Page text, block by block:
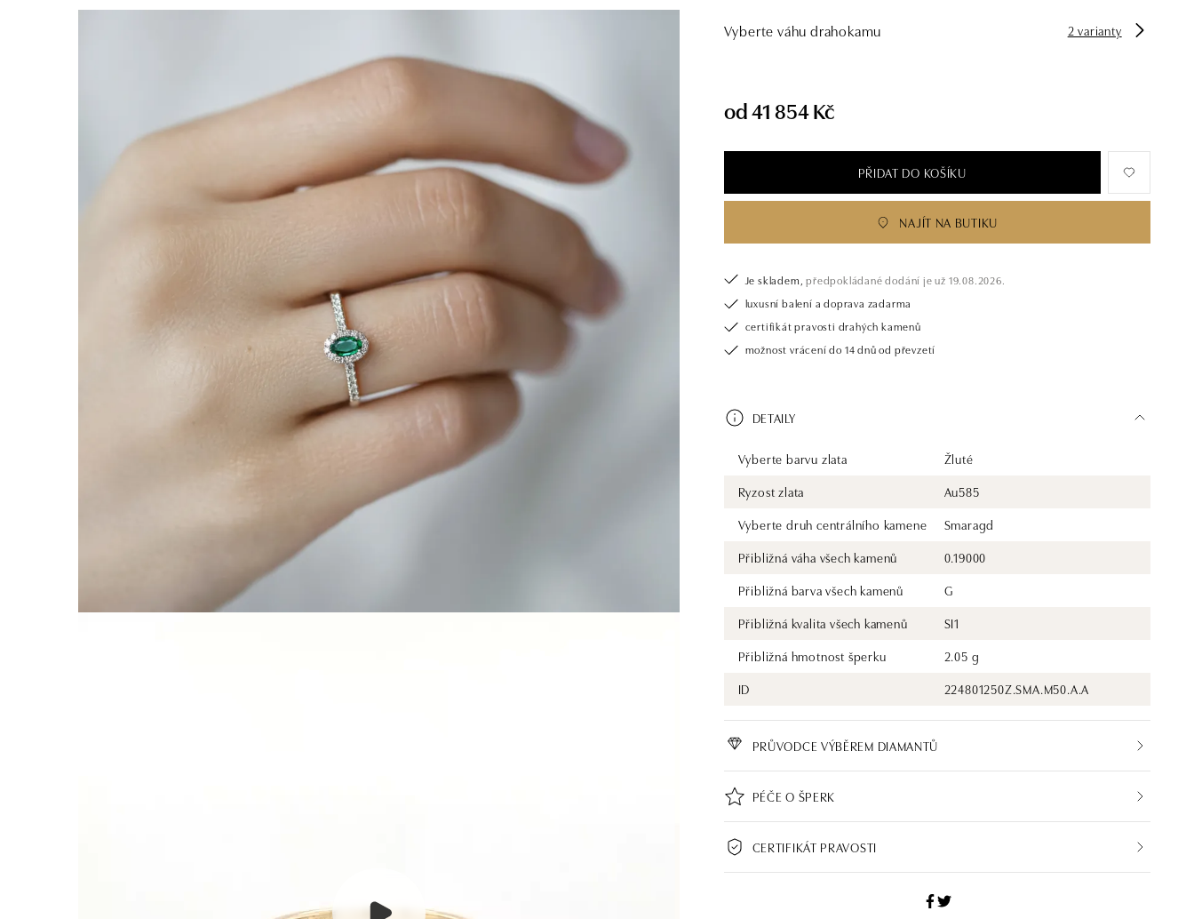
Vyberte váhu drahokamu 2 varianty
od 41 854 Kč
PŘIDAT DO KOŠÍKU
NAJÍT NA BUTIKU
Je skladem, předpokládané dodání je už 19.08.2026.
luxusní balení a doprava zadarma
certifikát pravosti drahých kamenů
možnost vrácení do 14 dnů od převzetí
DETAILY
Vyberte barvu zlata
Žluté
Ryzost zlata
Au585
Vyberte druh centrálního kamene
Smaragd
Přibližná váha všech kamenů
0.19000
Přibližná barva všech kamenů
G
Přibližná kvalita všech kamenů
SI1
Přibližná hmotnost šperku
2.05 g
ID
224801250Z.SMA.M50.A.A
PRŮVODCE VÝBĚREM DIAMANTŮ
PÉČE O ŠPERK
CERTIFIKÁT PRAVOSTI